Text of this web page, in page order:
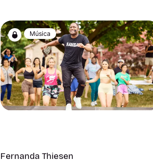
Música
Fernanda Thiesen